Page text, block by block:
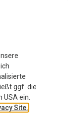
ggf. die
ein.
Site.